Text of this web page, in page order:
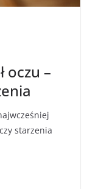
oczu –
starzenia